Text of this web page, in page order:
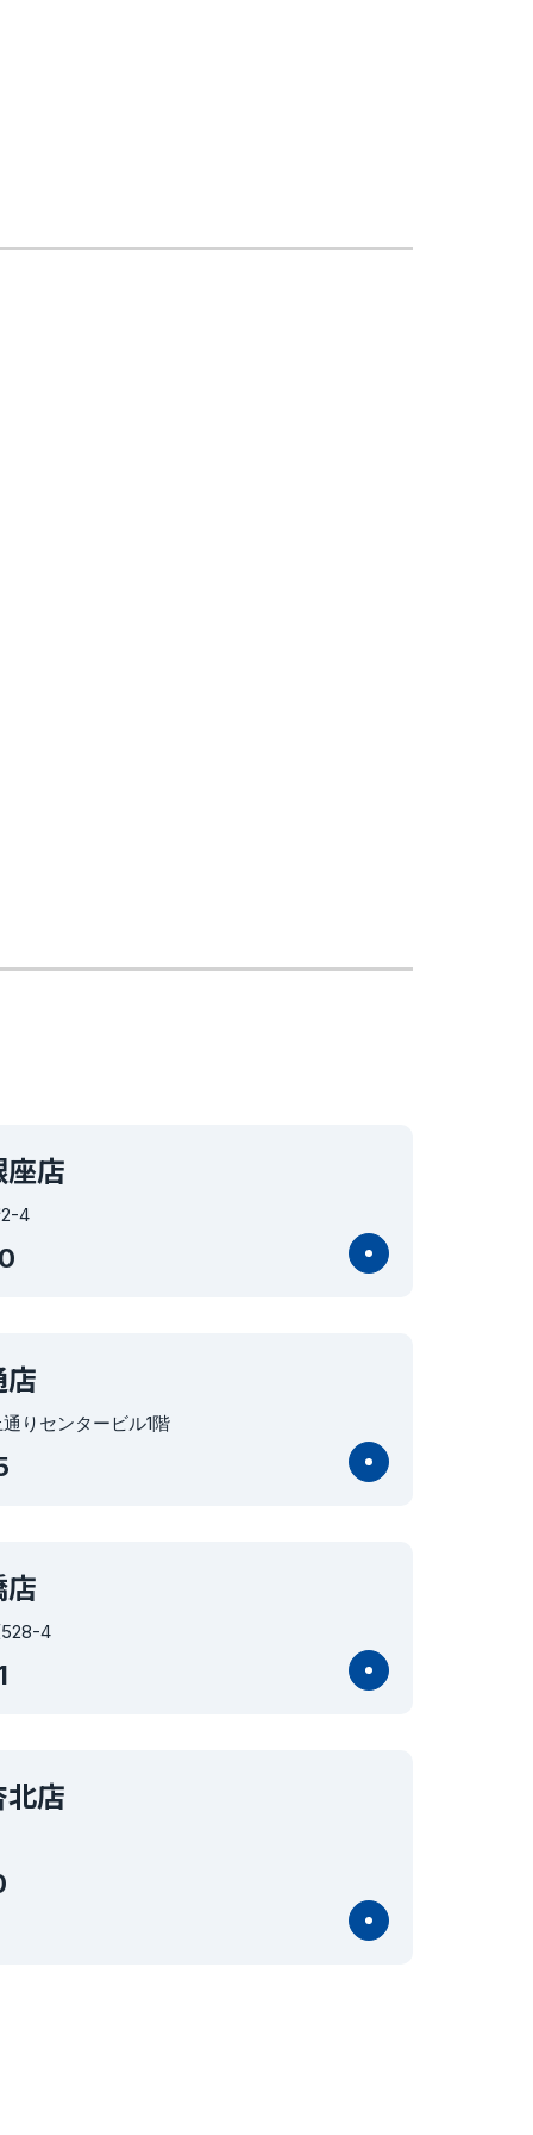
店
4
りセンタービル1階
528-4
店